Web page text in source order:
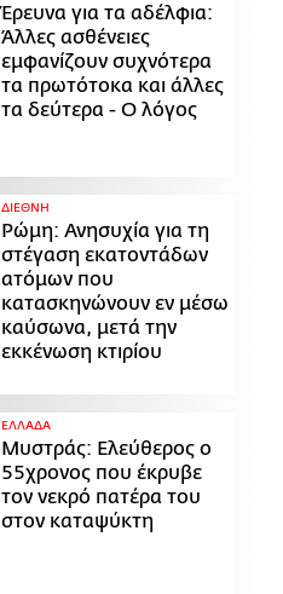
Έρευνα για τα αδέλφια:
Άλλες ασθένειες
εμφανίζουν συχνότερα
τα πρωτότοκα και άλλες
τα δεύτερα - Ο λόγος
ΔΙΕΘΝΗ
Ρώμη: Ανησυχία για τη
στέγαση εκατοντάδων
ατόμων που
κατασκηνώνουν εν μέσω
καύσωνα, μετά την
εκκένωση κτιρίου
ΕΛΛΑΔΑ
Μυστράς: Ελεύθερος ο
55χρονος που έκρυβε
τον νεκρό πατέρα του
στον καταψύκτη